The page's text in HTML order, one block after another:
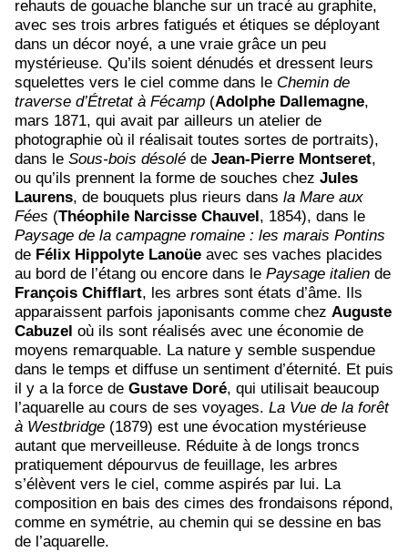
rehauts de gouache blanche sur un tracé au graphite,
avec ses trois arbres fatigués et étiques se déployant
dans un décor noyé, a une vraie grâce un peu
mystérieuse. Qu’ils soient dénudés et dressent leurs
squelettes vers le ciel comme dans le Chemin de
traverse d’Étretat à Fécamp (Adolphe Dallemagne,
mars 1871, qui avait par ailleurs un atelier de
photographie où il réalisait toutes sortes de portraits),
dans le Sous-bois désolé de Jean-Pierre Montseret,
ou qu’ils prennent la forme de souches chez Jules
Laurens, de bouquets plus rieurs dans la Mare aux
Fées (Théophile Narcisse Chauvel , 1854), dans le
Paysage de la campagne romaine : les marais Pontins
de Félix Hippolyte Lanoüe avec ses vaches placides
au bord de l’étang ou encore dans le Paysage italien de
François Chifflart, les arbres sont états d’âme. Ils
apparaissent parfois japonisants comme chez Auguste
Cabuzel où ils sont réalisés avec une économie de
moyens remarquable. La nature y semble suspendue
dans le temps et diffuse un sentiment d’éternité. Et puis
il y a la force de Gustave Doré, qui utilisait beaucoup
l’aquarelle au cours de ses voyages. La Vue de la forêt
à Westbridge (1879) est une évocation mystérieuse
autant que merveilleuse. Réduite à de longs troncs
pratiquement dépourvus de feuillage, les arbres
s’élèvent vers le ciel, comme aspirés par lui. La
composition en bais des cimes des frondaisons répond,
comme en symétrie, au chemin qui se dessine en bas
de l’aquarelle.